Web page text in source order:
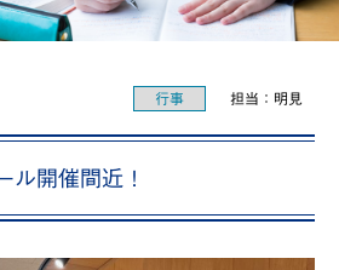
行事 担当：明見
ル開催間近！